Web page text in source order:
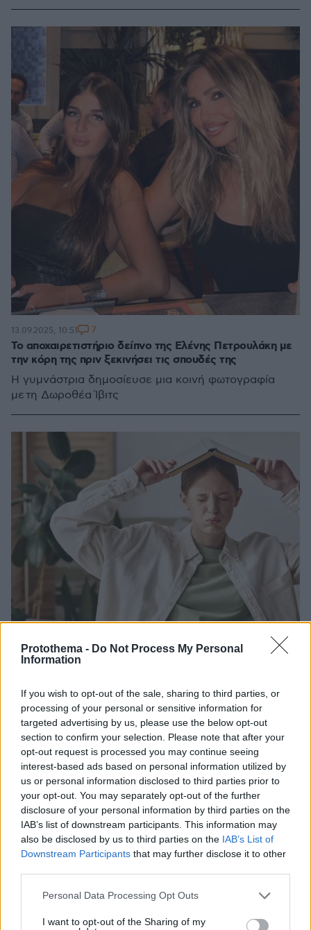
Protothema - Do Not Process My Personal
Information
If you wish to opt-out of the sale, sharing to third parties, or
processing of your personal or sensitive information for
targeted advertising by us, please use the below opt-out
section to confirm your selection. Please note that after your
opt-out request is processed you may continue seeing
interest-based ads based on personal information utilized by
us or personal information disclosed to third parties prior to
your opt-out. You may separately opt-out of the further
disclosure of your personal information by third parties on the
IAB’s list of downstream participants. This information may
also be disclosed by us to third parties on the IAB’s List of
Downstream Participants that may further disclose it to other
Please note that this website/app uses one or more Google
not limited to your visit or usage behaviour. You may click to
Personal Data Processing Opt Outs
I want to opt-out of the Sharing of my
Το αποχαιρετιστήριο δείπνο της Ελένης Πετρουλάκη με
την κόρη της πριν ξεκινήσει τις σπουδές της
Η γυμνάστρια δημοσίευσε μια κοινή φωτογραφία
με τη Δωροθέα Ίβιτς
13.09.2025, 10:51 7
Γονείς: Μην πνίγετε τα παιδιά με (υπερβολικές)
απαιτήσεις – Τι να προσέξετε
Οι καλές προθέσεις συχνά καταλήγουν σε
(υπέρμετρο) άγχος για τα παιδιά. Πώς μπορούν οι
γονείς να προσφέρουν ενθάρρυνση χωρίς να τα
«πνίγουν» με τις ακαδημαϊκές -και όχι μόνο
-απαιτήσεις τους;
11.09.2025, 09:35